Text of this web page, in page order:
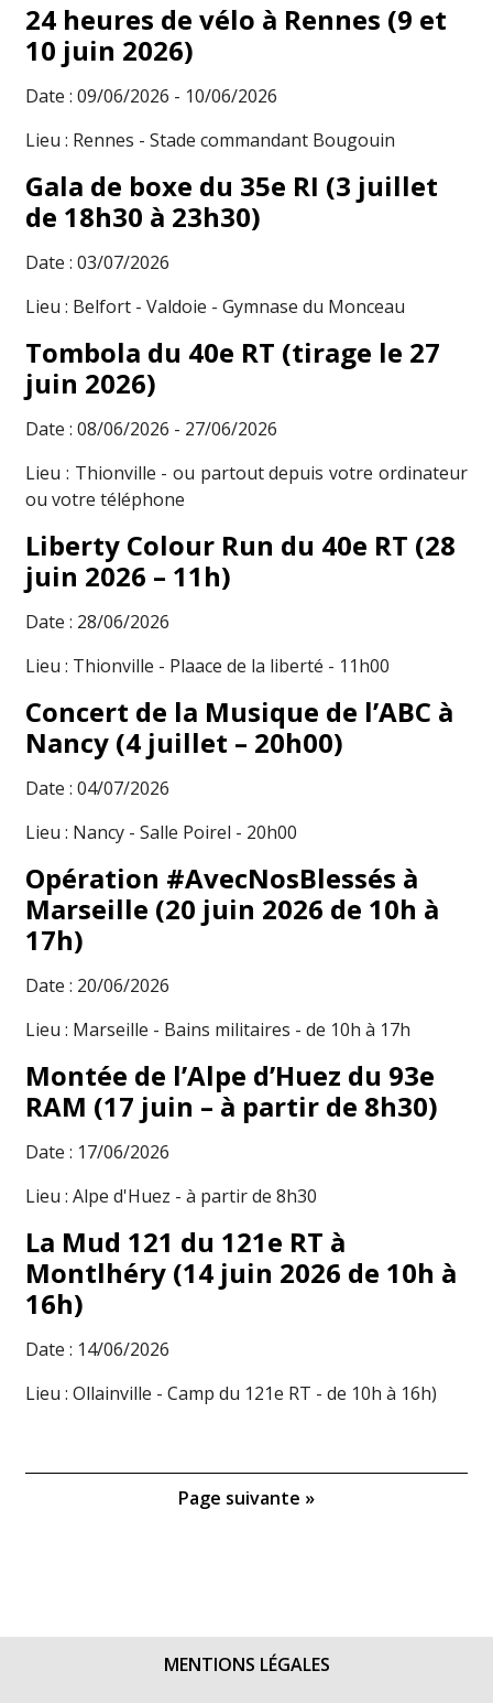
24 heures de vélo à Rennes (9 et
10 juin 2026)
Date : 09/06/2026 - 10/06/2026
Lieu : Rennes - Stade commandant Bougouin
Gala de boxe du 35e RI (3 juillet
de 18h30 à 23h30)
Date : 03/07/2026
Lieu : Belfort - Valdoie - Gymnase du Monceau
Tombola du 40e RT (tirage le 27
juin 2026)
Date : 08/06/2026 - 27/06/2026
Lieu : Thionville - ou partout depuis votre ordinateur
ou votre téléphone
Liberty Colour Run du 40e RT (28
juin 2026 – 11h)
Date : 28/06/2026
Lieu : Thionville - Plaace de la liberté - 11h00
Concert de la Musique de l’ABC à
Nancy (4 juillet – 20h00)
Date : 04/07/2026
Lieu : Nancy - Salle Poirel - 20h00
Opération #AvecNosBlessés à
Marseille (20 juin 2026 de 10h à
17h)
Date : 20/06/2026
Lieu : Marseille - Bains militaires - de 10h à 17h
Montée de l’Alpe d’Huez du 93e
RAM (17 juin – à partir de 8h30)
Date : 17/06/2026
Lieu : Alpe d'Huez - à partir de 8h30
La Mud 121 du 121e RT à
Montlhéry (14 juin 2026 de 10h à
16h)
Date : 14/06/2026
Lieu : Ollainville - Camp du 121e RT - de 10h à 16h)
Page suivante »
MENTIONS LÉGALES